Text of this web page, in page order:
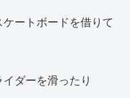
ートボードを借りて
ダーを滑ったり